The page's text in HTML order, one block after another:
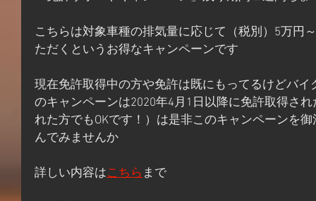
こちらは対象車種の排気量に応じて（税別）5万円
ただくというお得なキャンペーンです
現在免許取得中の方や免許は既にもってるけどバ
のキャンペーンは2020年4月1日以降に免許取得さ
れた方でもOKです！）は是非このキャンペーンを
んでみませんか
詳しい内容はこちらまで